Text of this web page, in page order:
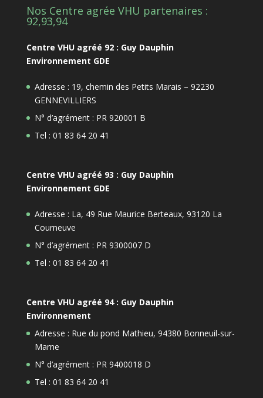
Nos Centre agrée VHU partenaires :
92,93,94
Centre VHU agréé 92 : Guy Dauphin
Environnement GDE
Adresse : 19, chemin des Petits Marais – 92230
GENNEVILLIERS
N° d’agrément : PR 920001 B
Tel : 01 83 64 20 41
Centre VHU agréé 93 : Guy Dauphin
Environnement GDE
Adresse : La, 49 Rue Maurice Berteaux, 93120 La
Courneuve
N° d’agrément : PR 9300007 D
Tel : 01 83 64 20 41
Centre VHU agréé 94 : Guy Dauphin
Environnement
Adresse : Rue du pond Mathieu, 94380 Bonneuil-sur-
Marne
N° d’agrément : PR 9400018 D
Tel : 01 83 64 20 41